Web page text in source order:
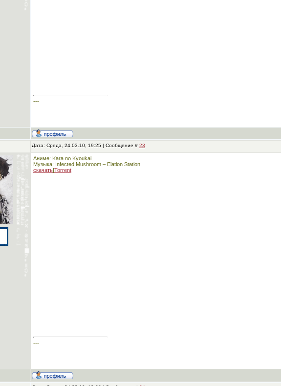
---
Дата: Среда, 24.03.10, 19:25 | Сообщение # 23
Аниме: Kara no Kyoukai
Музыка: Infected Mushroom – Elation Station
скачать|Torrent
---